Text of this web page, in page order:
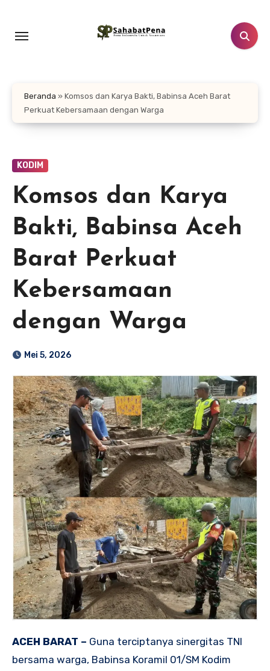
konten
Beranda » Komsos dan Karya Bakti, Babinsa Aceh Barat
Perkuat Kebersamaan dengan Warga
KODIM
Komsos dan Karya
Bakti, Babinsa Aceh
Barat Perkuat
Kebersamaan
dengan Warga
Mei 5, 2026
ACEH BARAT – Guna terciptanya sinergitas TNI
bersama warga, Babinsa Koramil 01/SM Kodim